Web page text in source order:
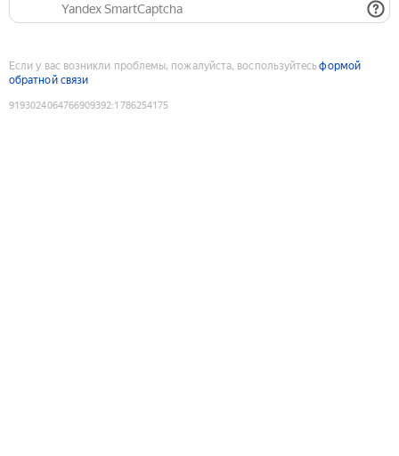
Yandex SmartCaptcha
Если у вас возникли проблемы, пожалуйста, воспользуйтесьформой
обратной связи
9193024064766909392:1786254175